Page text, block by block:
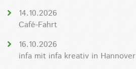
14.10.2026
Café-Fahrt
16.10.2026
infa mit infa kreativ in Hannover